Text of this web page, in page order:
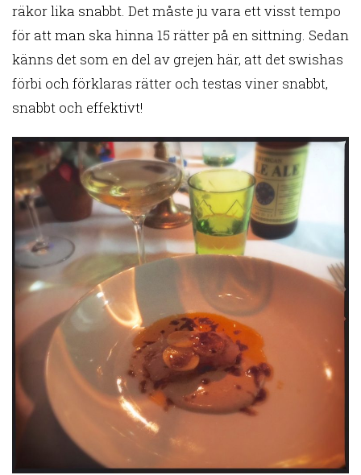
räkor lika snabbt. Det måste ju vara ett visst tempo
för att man ska hinna 15 rätter på en sittning. Sedan
känns det som en del av grejen här, att det swishas
förbi och förklaras rätter och testas viner snabbt,
snabbt och effektivt!